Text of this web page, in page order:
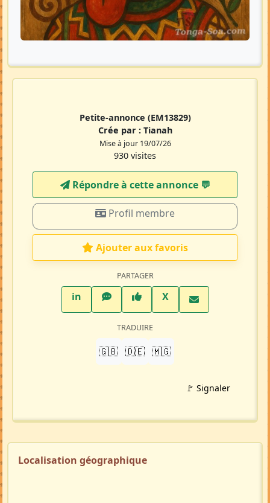
Petite-annonce (EM13829)
Crée par : Tianah
Mise à jour 19/07/26
930 visites
Répondre à cette annonce 💬​
Profil membre
Ajouter aux favoris
PARTAGER
inLinkedInWhatsAppFacebook
XTwitter X
TRADUIRE
🇬🇧 🇩🇪 🇲🇬
🚩 Signaler
Localisation géographique